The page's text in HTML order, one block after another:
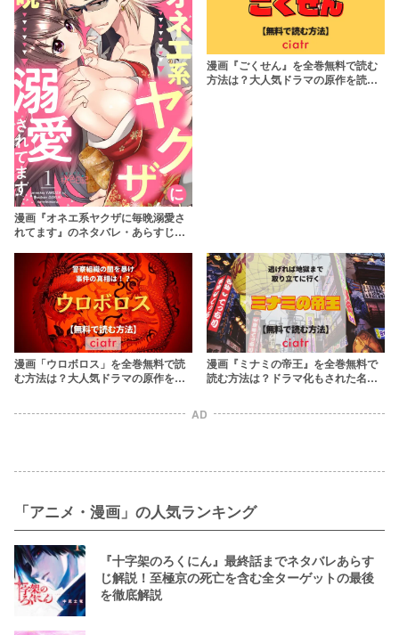
漫画『オネエ系ヤクザに毎晩溺愛さ
れてます』のネタバレ・あらすじ！
解説！
漫画『ごくせん』を全巻無料で読む
方法は？大人気ドラマの原作を読も
漫画「ウロボロス」を全巻無料で読
む方法は？大人気ドラマの原作を最
漫画『ミナミの帝王』を全巻無料で
読む方法は？ドラマ化もされた名作
AD
「アニメ・漫画」の人気ランキング
『十字架のろくにん』最終話までネタバレあらす
じ解説！至極京の死亡を含む全ターゲットの最後
を徹底解説